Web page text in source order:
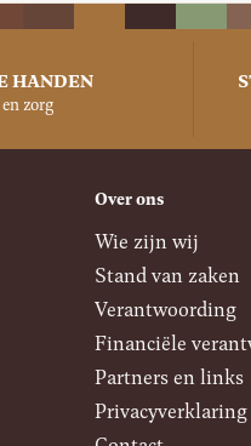
HANDEN
zorg
Over ons
Wie zijn wij
Stand van zaken
Verantwoording
Financiële
Partners en links
Privacyverklaring